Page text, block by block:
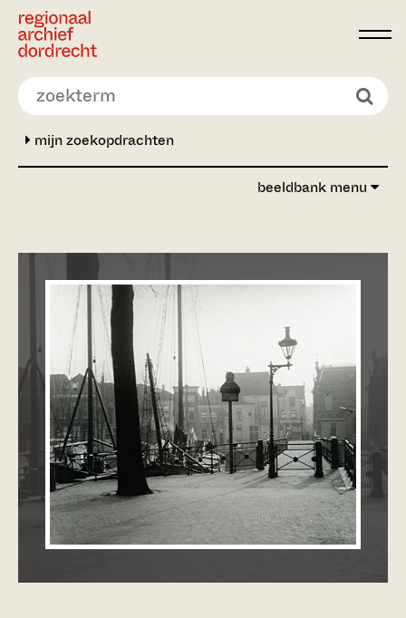
Ga direct naar de inhoud
mijn zoekopdrachten
beeldbank menu